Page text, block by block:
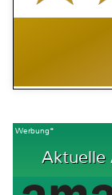
Werbung*
Aktuelle